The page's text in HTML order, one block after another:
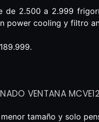
de 2.500 a 2.999
power cooling y filtro
VENTANA
tamaño y solo